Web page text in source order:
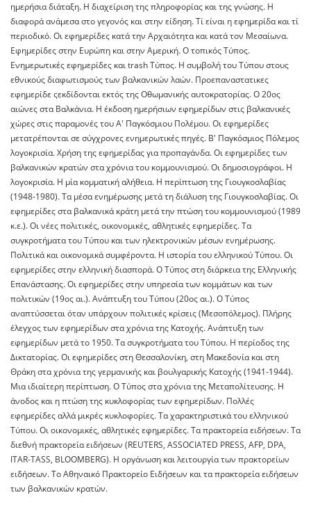
ημερήσια διάταξη. Η διαχείριση της πληροφορίας και της γνώσης. Η
διαφορά ανάμεσα στο γεγονός και στην είδηση. Τί είναι η εφημερίδα και τί
περιοδικό. Οι εφημερίδες κατά την Αρχαιότητα και κατά τον Μεσαίωνα.
Εφημερίδες στην Ευρώπη και στην Αμερική. Ο τοπικός Τύπος.
Ενημερωτικές εφημερίδες και trash Τύπος. Η συμβολή του Τύπου στους
εθνικούς διαφωτισμούς των βαλκανικών λαών. Προεπαναστατικες
εφημερίδε ςεκδίδονται εκτός της Οθωμανικής αυτοκρατορίας. Ο 20ος
αιώνες στα Βαλκάνια. Η έκδοση ημερήσιων εφημερίδων στις βαλκανικές
χώρες στις παραμονές του Α' Παγκόσμιου Πολέμου. Οι εφημερίδες
μετατρέπονται σε σύγχρονες ενημερωτικές πηγές. Β' Παγκόσμιος Πόλεμος
λογοκρισία. Χρήση της εφημερίδας για προπαγάνδα. Οι εφημερίδες των
βαλκανικών κρατών στα χρόνια του κομμουνισμού. Οι δημοσιογράφοι. Η
λογοκρισία. Η μία κομματική αλήθεια. Η περίπτωση της Γιουγκοσλαβίας
(1948-1980). Τα μέσα ενημέρωσης μετά τη διάλυση της Γιουγκοσλαβίας. Οι
εφημερίδες στα βαλκανικά κράτη μετά την πτώση του κομμουνισμού (1989
κ.ε.). Οι νέες πολιτικές, οικονομικές, αθλητικές εφημερίδες. Τα
συγκροτήματα του Τύπου και των ηλεκτρονικών μέσων ενημέρωσης.
Πολιτικά και οικονομικά συμφέροντα. Η ιστορία του ελληνικού Τύπου. Οι
εφημερίδες στην ελληνική διασπορά. Ο Τύπος στη διάρκεια της Ελληνικής
Επανάστασης. Οι εφημερίδες στην υπηρεσία των κομμάτων και των
πολιτικών (19ος αι.). Ανάπτυξη του Τύπου (20ος αι.). Ο Τύπος
αναπτύσσεται όταν υπάρχουν πολιτικές κρίσεις (Μεσοπόλεμος). Πλήρης
έλεγχος των εφημερίδων στα χρόνια της Κατοχής. Ανάπτυξη των
εφημερίδων μετά το 1950. Τα συγκροτήματα του Τύπου. Η περίοδος της
Δικτατορίας. Οι εφημερίδες στη Θεσσαλονίκη, στη Μακεδονία και στη
Θράκη στα χρόνια της γερμανικής και βουλγαρικής Κατοχής (1941-1944).
Μια ιδιαίτερη περίπτωση. Ο Τύπος στα χρόνια της Μεταπολίτευσης. Η
άνοδος και η πτώση της κυκλοφορίας των εφημερίδων. Πολλές
εφημερίδες αλλά μικρές κυκλοφορίες. Τα χαρακτηριστικά του ελληνικού
Τύπου. Οι οικονομικές, αθλητικές εφημερίδες. Τα πρακτορεία ειδήσεων. Τα
διεθνή πρακτορεία ειδήσεων (REUTERS, ASSOCIATED PRESS, AFP, DPA,
ITAR-TASS, BLOOMBERG). H οργάνωση και λειτουργία των πρακτορείων
ειδήσεων. Το Αθηναικό Πρακτορείο Ειδήσεων και τα πρακτορεία ειδήσεων
των βαλκανικών κρατών.